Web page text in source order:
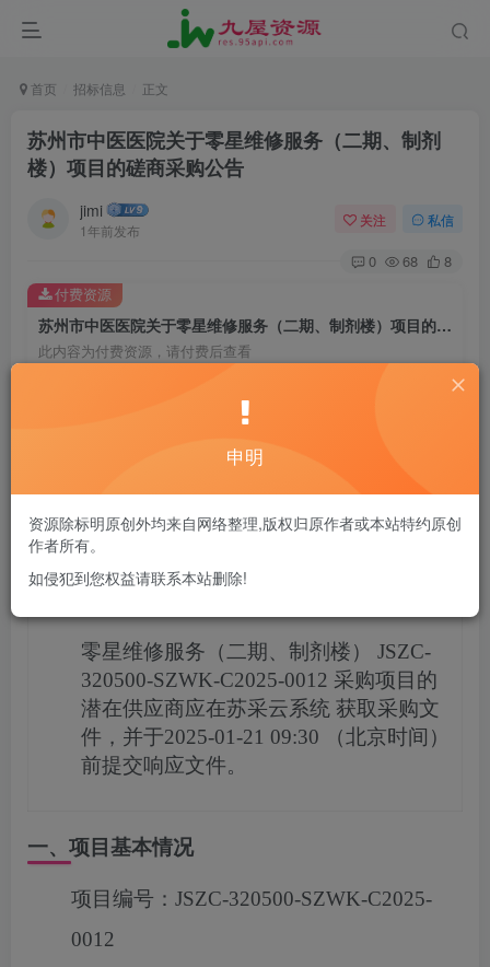
首页 招标信息 正文
苏州市中医医院关于零星维修服务（二期、制剂
楼）项目的磋商采购公告
jimi
1年前发布
关注 私信
0 68 8
苏州市中医医院关于零星维修服务（二期、制剂楼）项目的磋商采购公告
此内容为付费资源，请付费后查看
20
您当前未登录！建议登陆后购买，可保存购买订单
付费资源
零星维修服务（二期、制剂楼）
JSZC-
320500-SZWK-C2025-0012 采购项目的
潜在供应商应在苏采云系统 获取采购文
件，并于2025-01-21 09:30 （北京时间）
前提交响应文件。
一、项目基本情况
项目编号： JSZC-320500-SZWK-C2025-
0012
申明
资源除标明原创外均来自网络整理,版权归原作者或本站特约原创
作者所有。
如侵犯到您权益请联系本站删除!